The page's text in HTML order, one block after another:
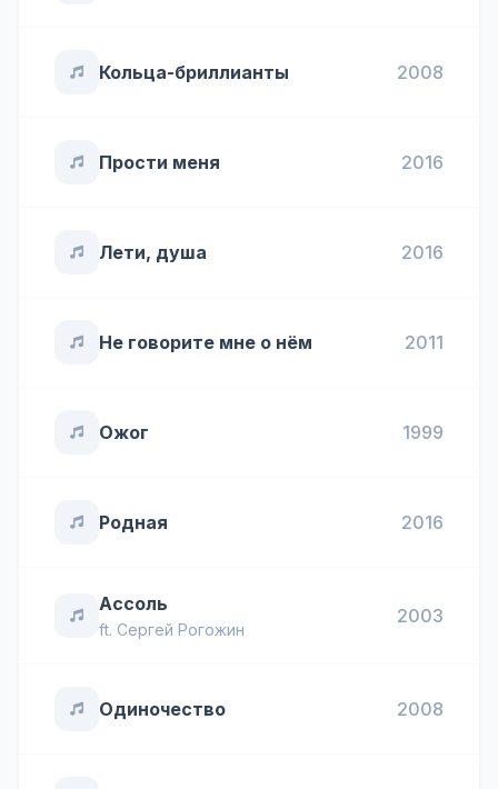
Кольца-бриллианты 2008
Прости меня 2016
Лети, душа 2016
Не говорите мне о нём 2011
Ожог 1999
Родная 2016
Ассоль
ft. Сергей Рогожин
2003
Одиночество 2008